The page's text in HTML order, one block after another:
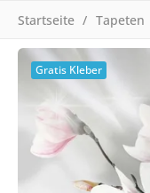
Startseite Tapeten
Gratis Kleber